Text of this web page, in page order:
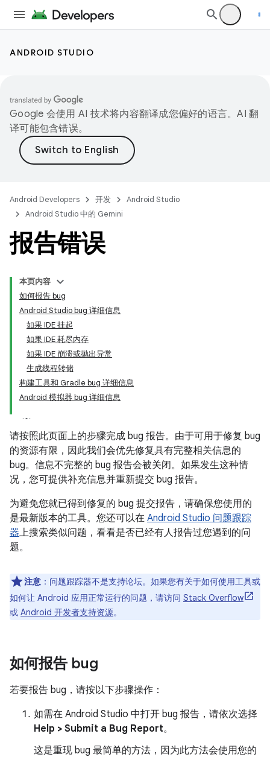
ANDROID STUDIO
Google 会使用 AI 技术将内容翻译成您偏好的语言。AI 翻
译可能包含错误。
Android Developers 开发
Android Studio
Android Studio 中的 Gemini
报告错误
本页内容
如何报告 bug
Android Studio bug 详细信息
如果 IDE 挂起
如果 IDE 耗尽内存
如果 IDE 崩溃或抛出异常
生成线程转储
构建工具和 Gradle bug 详细信息
Android 模拟器 bug 详细信息
请按照此页面上的步骤完成 bug 报告。由于可用于修复 bug
的资源有限，因此我们会优先修复具有完整相关信息的
bug。信息不完整的 bug 报告会被关闭。如果发生这种情
况，您可提供补充信息并重新提交 bug 报告。
为避免您就已得到修复的 bug 提交报告，请确保您使用的
是最新版本的工具。您还可以在 Android Studio 问题跟踪
器上搜索类似问题，看看是否已经有人报告过您遇到的问
题。
注意 ：问题跟踪器不是支持论坛。如果您有关于如何使用工具或
如何让 Android 应用正常运行的问题，请访问 Stack Overflow
或 Android 开发者支持资源。
如何报告 bug
若要报告 bug，请按以下步骤操作：
如需在 Android Studio 中打开 bug 报告，请依次选择
Help > Submit a Bug Report。
这是重现 bug 最简单的方法，因为此方法会使用您的